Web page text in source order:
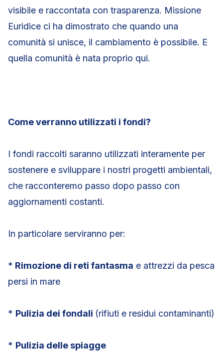
visibile e raccontata con trasparenza. Missione
Euridice ci ha dimostrato che quando una
comunità si unisce, il cambiamento è possibile. E
quella comunità è nata proprio qui.
Come verranno utilizzati i fondi?
I fondi raccolti saranno utilizzati interamente per
sostenere e sviluppare i nostri progetti ambientali,
che racconteremo passo dopo passo con
aggiornamenti costanti.
In particolare serviranno per:
* Rimozione di reti fantasma e attrezzi da pesca
persi in mare
* Pulizia dei fondali (rifiuti e residui contaminanti)
* Pulizia delle spiagge